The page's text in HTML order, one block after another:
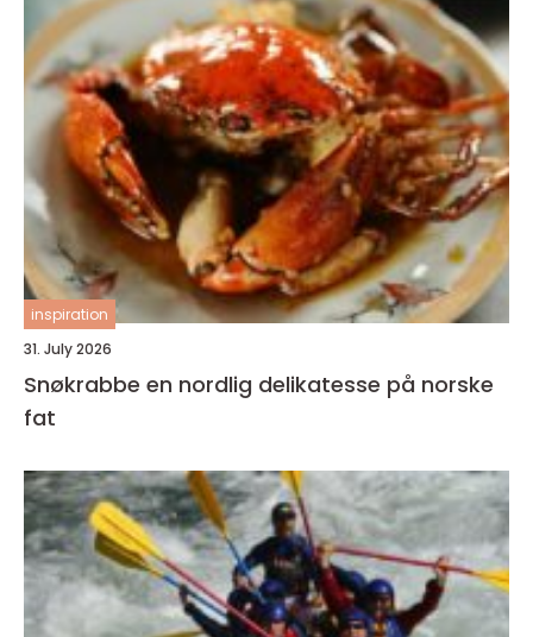
inspiration
31. July 2026
Snøkrabbe en nordlig delikatesse på norske
fat